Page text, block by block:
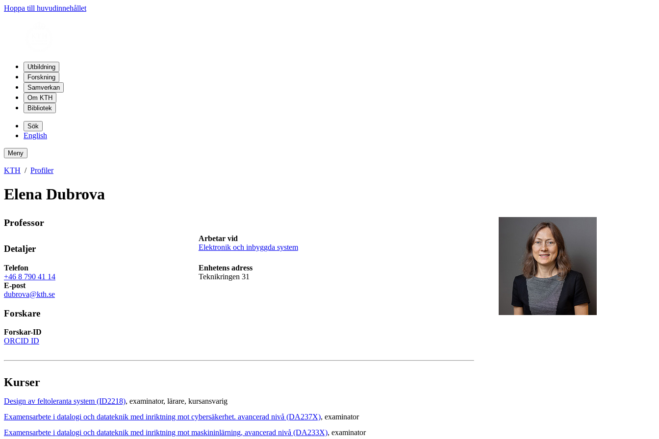
Hoppa till huvudinnehållet
Utbildning
Forskning
Samverkan
Om KTH
Bibliotek
Sök
English
Meny
KTH Profiler
Elena Dubrova
Professor
Detaljer
Arbetar vid
Elektronik och inbyggda system
Telefon
+46 8 790 41 14
Enhetens adress
Teknikringen 31
E-post
dubrova@kth.se
Forskare
Forskar-ID
ORCID ID
Kurser
Design av feltoleranta system (ID2218), examinator, lärare, kursansvarig
Examensarbete i datalogi och datateknik med inriktning mot cybersäkerhet. avancerad nivå (DA237X), examinator
Examensarbete i datalogi och datateknik med inriktning mot maskininlärning, avancerad nivå (DA233X), examinator